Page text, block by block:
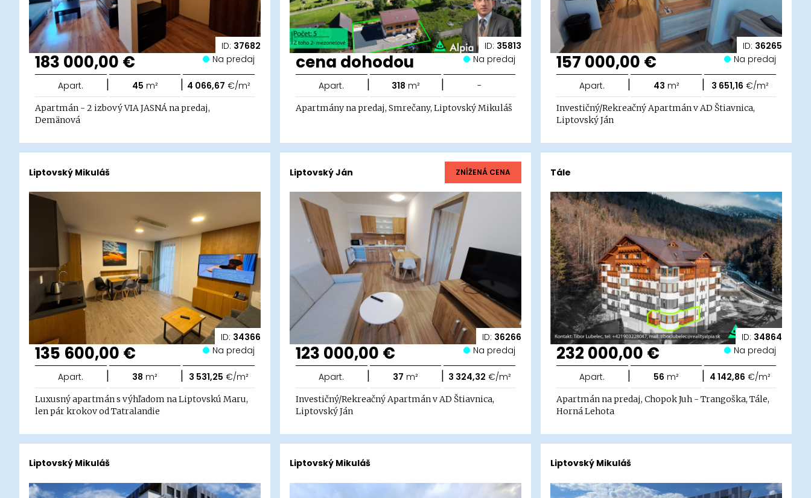
ID: 37682
183 000,00 € Na predaj
Apart. | 45 m² | 4 066,67 €/m²
Apartmán - 2 izbový VIA JASNÁ na predaj,
Demänová
ID: 35813
cena dohodou Na predaj
Apart. | 318 m² | -
Apartmány na predaj, Smrečany, Liptovský Mikuláš
ID: 36265
157 000,00 € Na predaj
Apart. | 43 m² | 3 651,16 €/m²
Investičný/Rekreačný Apartmán v AD Štiavnica,
Liptovský Ján
ID: 34366
Liptovský Mikuláš
135 600,00 € Na predaj
Apart. | 38 m² | 3 531,25 €/m²
Luxusný apartmán s výhľadom na Liptovskú Maru,
len pár krokov od Tatralandie
ID: 36266
Liptovský Ján ZNÍŽENÁ CENA
123 000,00 € Na predaj
Apart. | 37 m² | 3 324,32 €/m²
Investičný/Rekreačný Apartmán v AD Štiavnica,
Liptovský Ján
ID: 34864
Tále
232 000,00 € Na predaj
Apart. | 56 m² | 4 142,86 €/m²
Apartmán na predaj, Chopok Juh - Trangoška, Tále,
Horná Lehota
Liptovský Mikuláš Liptovský Mikuláš Liptovský Mikuláš